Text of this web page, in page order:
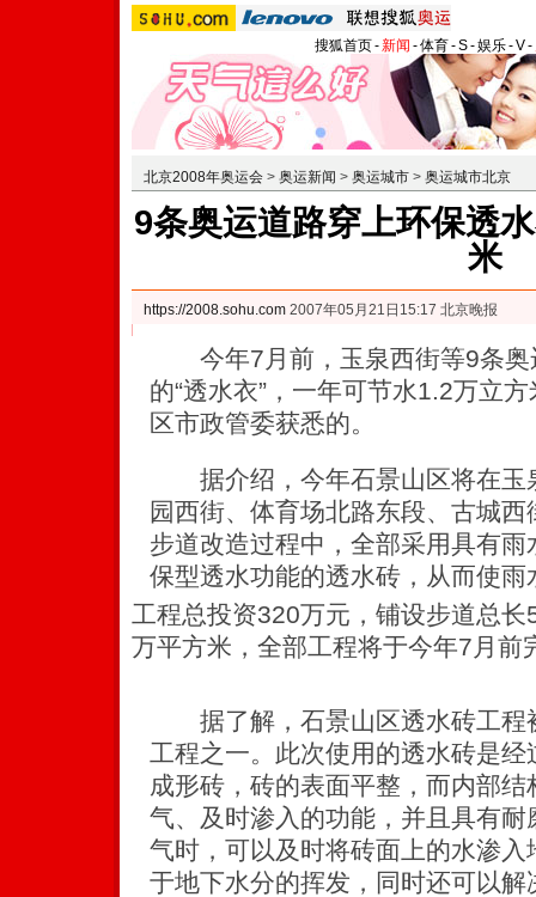
搜狐首页-新闻 -体育-S-娱乐-V-
北京2008年奥运会 > 奥运新闻 > 奥运城市 > 奥运城市北京
9条奥运道路穿上环保透
米
https://2008.sohu.com 2007年05月21日15:17 北京晚报
今年7月前，玉泉西街等9条奥
的“透水衣”，一年可节水1.2万立
区市政管委获悉的。
据介绍，今年石景山区将在玉
园西街、体育场北路东段、古城
步道改造过程中，全部采用具有
保型透水功能的透水砖，从而使
工程总投资320万元，铺设步道总
万平方米，全部工程将于今年7月前
据了解，石景山区透水砖工程
工程之一。此次使用的透水砖是
成形砖，砖的表面平整，而内部
气、及时渗入的功能，并且具有
气时，可以及时将砖面上的水渗
于地下水分的挥发，同时还可以